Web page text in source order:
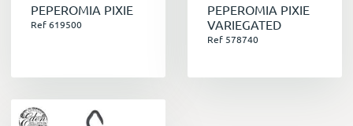
PEPEROMIA PIXIE
Ref 619500
PEPEROMIA PIXIE
VARIEGATED
Ref 578740